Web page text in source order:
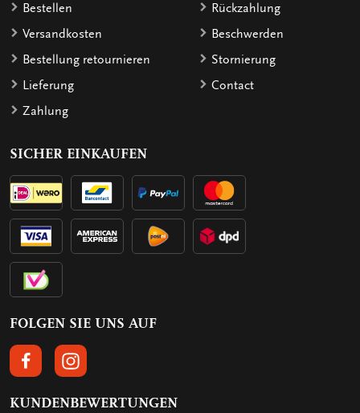
Bestellen
Versandkosten
Bestellung retournieren
Lieferung
Zahlung
Rückzahlung
Beschwerden
Stornierung
Contact
SICHER EINKAUFEN
FOLGEN SIE UNS AUF
FOLGEN SIE UNS AUF FACEBOOK
FOLGEN SIE UNS AUF INSTAGRAM
KUNDENBEWERTUNGEN